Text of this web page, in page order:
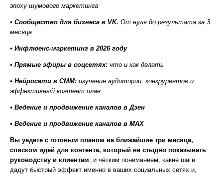
эпоху шумового маркетинга
• Сообщество для бизнеса в VK. От нуля до результата за 3
месяца
• Инфлюенс-маркетинг в 2026 году
• Прямые эфиры в соцсетях: что и как делать
• Нейросети в СММ: изучение аудитории, конкрурентов и
эффективный контент план
• Ведение и продвижение каналов в Дзен
• Ведение и продвижение каналов в МАХ
Вы уедете с готовым планом на ближайшие три месяца,
списком идей для контента, который не стыдно показывать
руководству и клиентам , и чётким пониманием, какие шаги
дадут быстрый эффект именно в ваших социальных сетях и,